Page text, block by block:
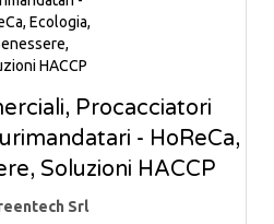
Procacciatori
- HoReCa,
Soluzioni HACCP
Srl